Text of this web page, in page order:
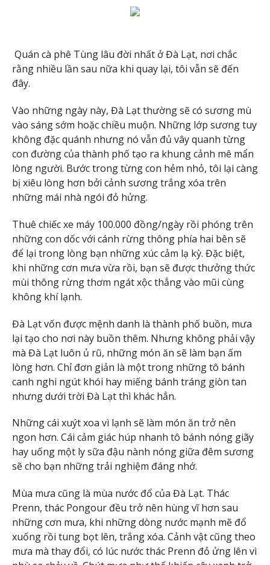
Quán cà phê Tùng lâu đời nhất ở Đà Lạt, nơi chắc
rằng nhiều lần sau nữa khi quay lại, tôi vẫn sẽ đến
đây.
Vào những ngày này, Đà Lạt thường sẽ có sương mù
vào sáng sớm hoặc chiều muộn. Những lớp sương tuy
không đặc quánh nhưng nó vẫn đủ vây quanh từng
con đường của thành phố tạo ra khung cảnh mê mẩn
lòng người. Bước trong từng con hẻm nhỏ, tôi lại càng
bị xiêu lòng hơn bởi cảnh sương trắng xóa trên
những mái nhà ngói đỏ hửng.
Thuê chiếc xe máy 100.000 đồng/ngày rồi phóng trên
những con dốc với cánh rừng thông phía hai bên sẽ
để lại trong lòng bạn những xúc cảm lạ kỳ. Đặc biệt,
khi những cơn mưa vừa rồi, bạn sẽ được thưởng thức
mùi thông rừng thơm ngát xộc thẳng vào mũi cùng
không khí lạnh.
Đà Lạt vốn được mệnh danh là thành phố buồn, mưa
lại tạo cho nơi này buồn thêm. Nhưng không phải vậy
mà Đà Lạt luôn ủ rũ, những món ăn sẽ làm bạn ấm
lòng hơn. Chỉ đơn giản là một trong những tô bánh
canh nghi ngút khói hay miếng bánh tráng giòn tan
nhưng dưới trời Đà Lạt thì khác hẳn.
Những cái xuýt xoa vì lạnh sẽ làm món ăn trở nên
ngon hơn. Cái cảm giác húp nhanh tô bánh nóng giãy
hay uống một ly sữa đậu nành nóng giữa đêm sương
sẽ cho bạn những trải nghiệm đáng nhớ.
Mùa mưa cũng là mùa nước đổ của Đà Lạt. Thác
Prenn, thác Pongour đều trở nên hùng vĩ hơn sau
những cơn mưa, khi những dòng nước mạnh mẽ đổ
xuống rồi tung bọt lên, trắng xóa. Cảnh vật cũng theo
mưa mà thay đổi, có lúc nước thác Prenn đỏ ửng lên vì